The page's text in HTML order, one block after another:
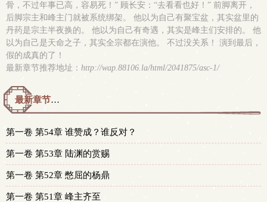
骨，不过年事已高，容易死！” 顾长安：“去看看也好！” 前脚离开，
后脚宗主和峰主门就被系统绑架。 他以为自己有聚宝盆，其实盆里的
丹药是宗主半夜换的。 他以为自己有奇遇，其实是峰主们安排的。 他
以为自己是天命之子，其实全宗都在演他。 不过没关系！ 演到最后，
假的成真的了！
最新章节推荐地址： http://wap.88106.la/html/2041875/asc-1/
最新章节预览 更新时间：2026-07-08T17:28:01
第一卷 第54章 谁赞成？谁反对？
第一卷 第53章 陆渊的赏赐
第一卷 第52章 憋屈的杨鼎
第一卷 第51章 峰主齐至